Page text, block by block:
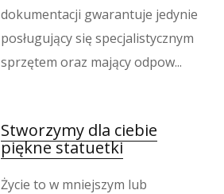
dokumentacji gwarantuje jedynie
posługujący się specjalistycznym
sprzętem oraz mający odpow...
Stworzymy dla ciebie
piękne statuetki
Życie to w mniejszym lub